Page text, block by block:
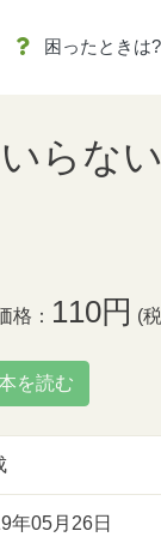
困ったときは?
らな
格： 110円 (
を読む
年05月26日